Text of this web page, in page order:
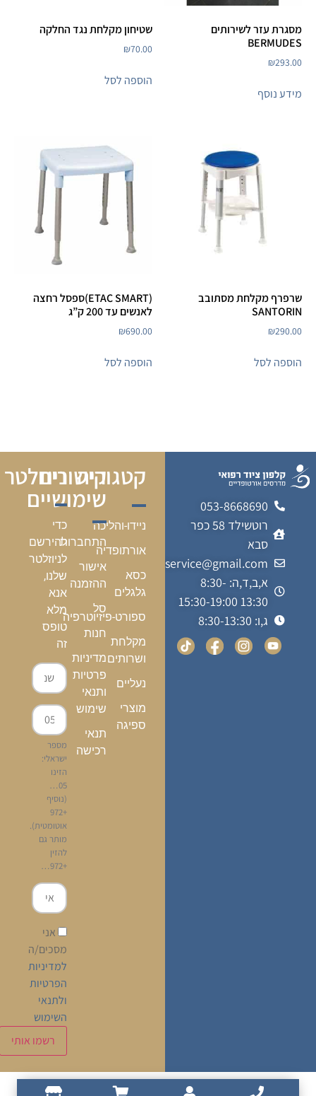
מסגרת עזר לשירותים
BERMUDES
₪293.00
מידע נוסף
שטיחון מקלחת נגד החלקה
₪70.00
הוספה לסל
שרפרף מקלחת מסתובב
SANTORIN
₪290.00
הוספה לסל
(ETAC SMART)ספסל רחצה
לאנשים עד 200 ק”ג
₪690.00
הוספה לסל
053-8668690
רוטשילד 58 כפר
סבא
kalfonmedicalservice@gmail.com
א,ב,ד,ה: 8:30-
13:30 15:30-19:00
ג,ו: 8:30-13:30
קטגוריה
ניידו-והליכה
אורתופדיה
כסא
גלגלים
ספורט-פיזיוטרפיה
מקלחת
ושרותים
נעליים
מוצרי
ספיגה
קישורים
שימושיים
התחברות
אישור
ההזמנה
סל
חנות
מדיניות
פרטיות
ותנאי
שימוש
תנאי
רכישה
ניוזלטר
כדי
להירשם
לניוזלטר
שלנו,
אנא
מלא
טופס
זה
מספר
ישראלי:
הזינו
05…
(נוסיף
+972
אוטומטית).
מותר גם
להזין
+972…
אני
מסכים/ה
למדיניות
הפרטיות
ולתנאי
השימוש
Français